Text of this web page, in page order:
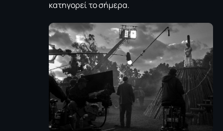
κατηγορεί το σήμερα.